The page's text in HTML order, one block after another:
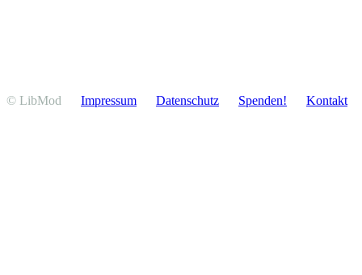
© LibMod Impressum Daten­schutz Spenden! Kontakt